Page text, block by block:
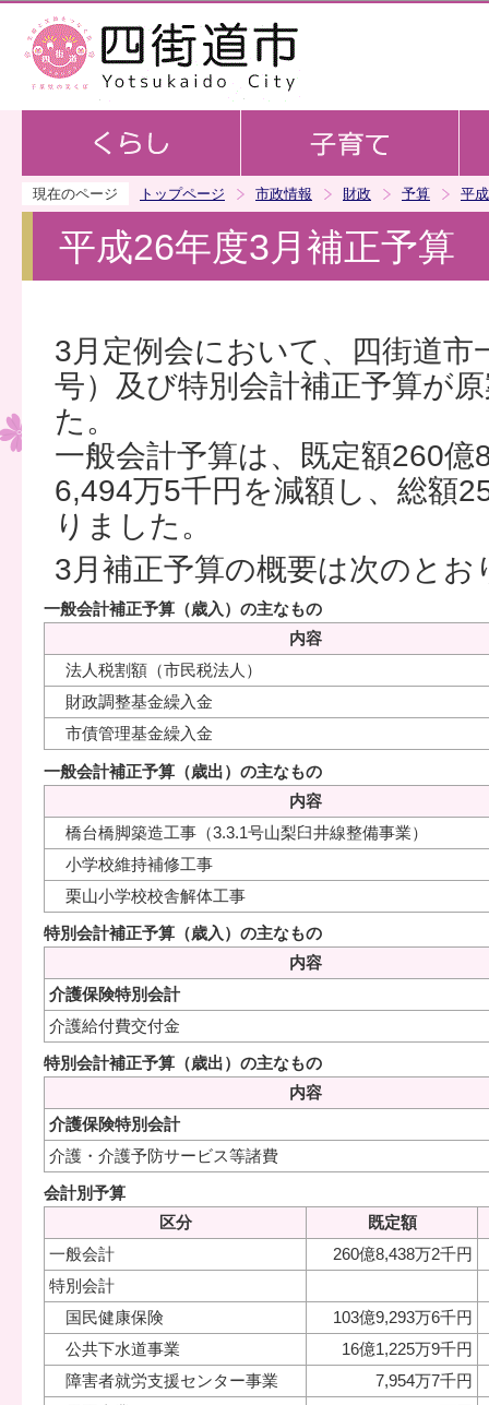
現在のページ トップページ 市政情報 財政 予算 平
平成26年度3月補正予算
3月定例会において、四街道市
号）及び特別会計補正予算が
た。
一般会計予算は、既定額260
6,494万5千円を減額し、総額
りました。
3月補正予算の概要は次のとお
一般会計補正予算（歳入）の主なもの
内容
法人税割額（市民税法人）
財政調整基金繰入金
市債管理基金繰入金
一般会計補正予算（歳出）の主なもの
内容
橋台橋脚築造工事（3.3.1号山梨臼井線整備事業）
小学校維持補修工事
栗山小学校校舎解体工事
特別会計補正予算（歳入）の主なもの
内容
介護保険特別会計
介護給付費交付金
特別会計補正予算（歳出）の主なもの
内容
介護保険特別会計
介護・介護予防サービス等諸費
会計別予算
区分
既定額
一般会計
260億8,438万2千円
特別会計
国民健康保険
103億9,293万6千円
公共下水道事業
16億1,225万9千円
障害者就労支援センター事業
7,954万7千円